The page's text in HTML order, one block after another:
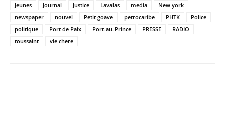
Jeunes
Journal Justice Lavalas media
New york
newspaper
nouvel Petit goave petrocaribe PHTK
Police
politique
Port de Paix Port-au-Prince PRESSE
RADIO
toussaint
vie chere